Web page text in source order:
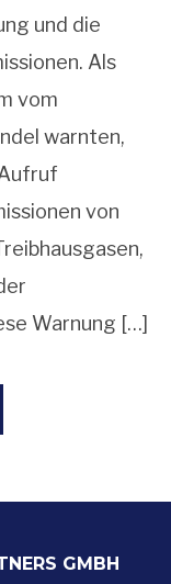
und die
Als
vom
warnten,
von
Warnung […]
GMBH